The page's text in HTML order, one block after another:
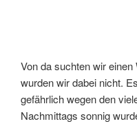
Von da suchten wir
wurden wir dabei nicht.
gefährlich wegen den
Nachmittags sonnig